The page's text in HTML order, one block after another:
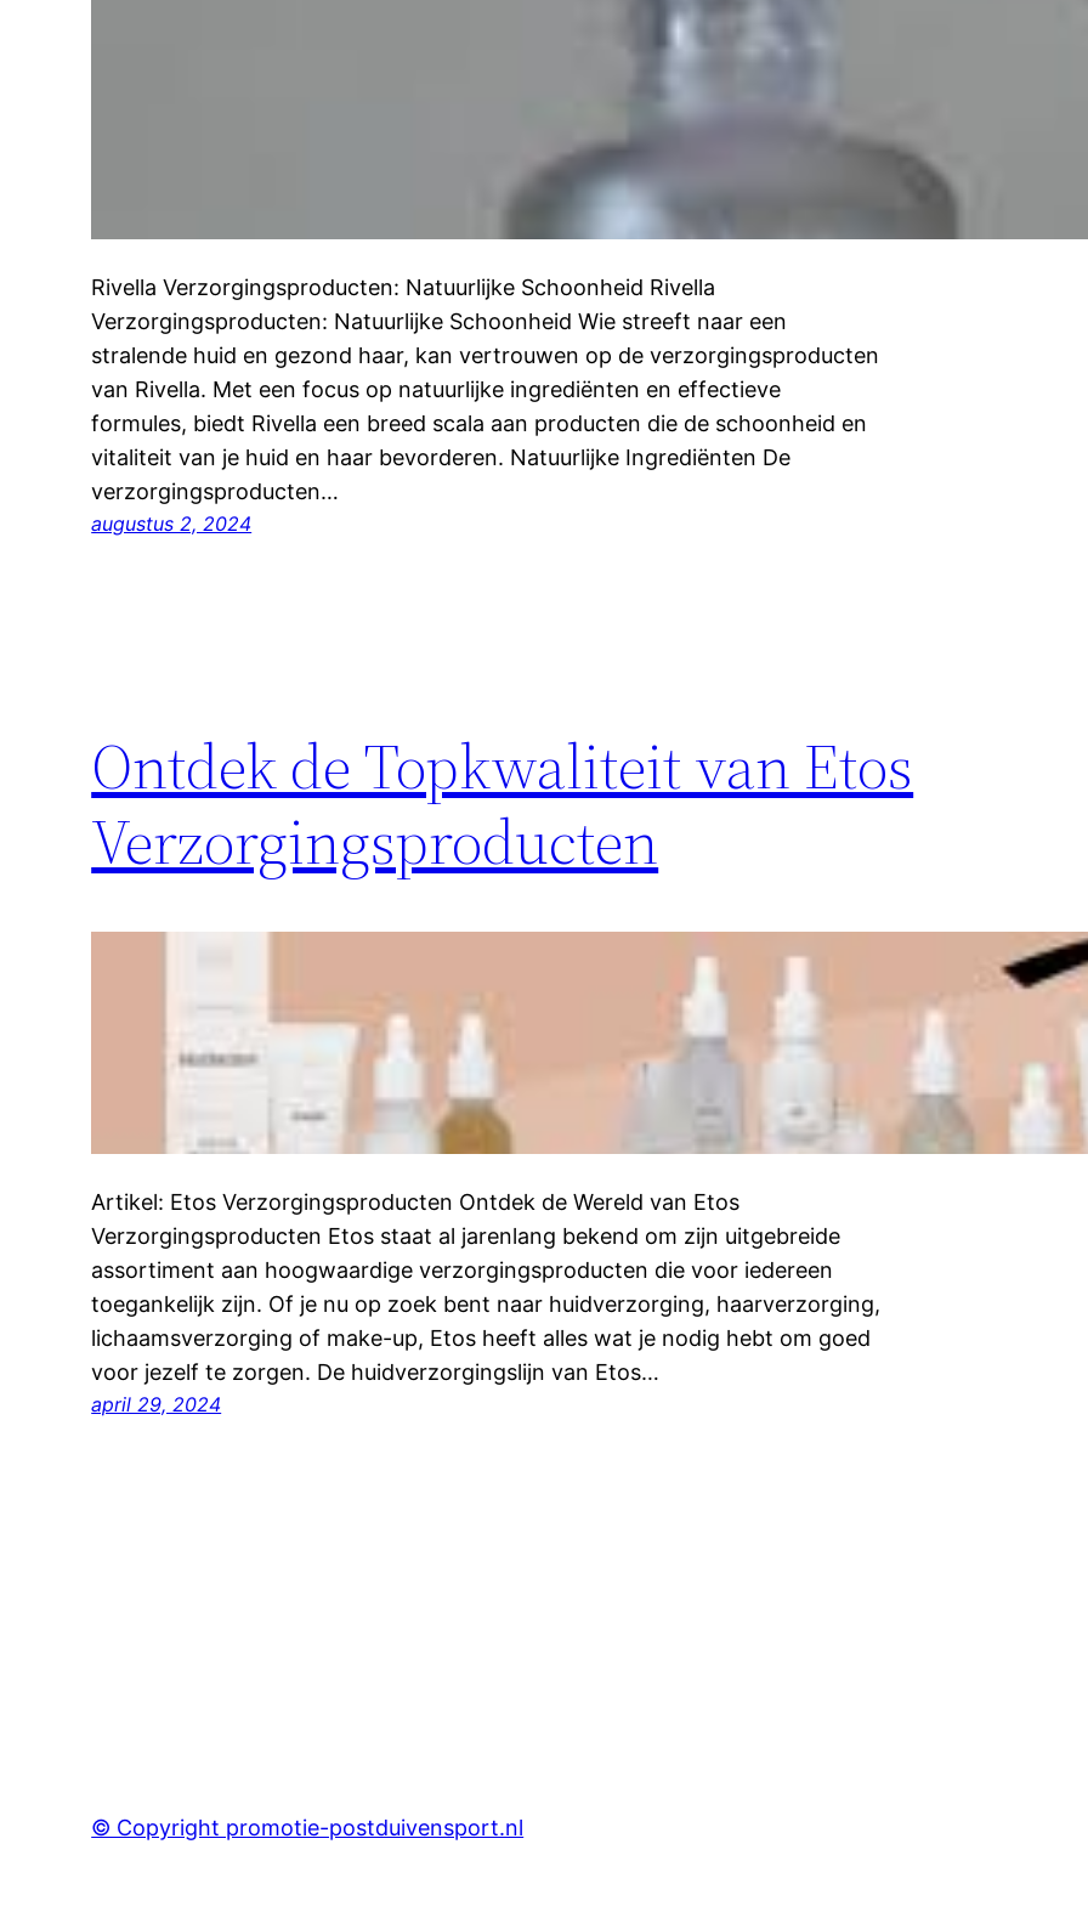
Rivella Verzorgingsproducten: Natuurlijke Schoonheid Rivella
Verzorgingsproducten: Natuurlijke Schoonheid Wie streeft naar een
stralende huid en gezond haar, kan vertrouwen op de verzorgingsproducten
van Rivella. Met een focus op natuurlijke ingrediënten en effectieve
formules, biedt Rivella een breed scala aan producten die de schoonheid en
vitaliteit van je huid en haar bevorderen. Natuurlijke Ingrediënten De
verzorgingsproducten…
augustus 2, 2024
Ontdek de Topkwaliteit van Etos
Verzorgingsproducten
Artikel: Etos Verzorgingsproducten Ontdek de Wereld van Etos
Verzorgingsproducten Etos staat al jarenlang bekend om zijn uitgebreide
assortiment aan hoogwaardige verzorgingsproducten die voor iedereen
toegankelijk zijn. Of je nu op zoek bent naar huidverzorging, haarverzorging,
lichaamsverzorging of make-up, Etos heeft alles wat je nodig hebt om goed
voor jezelf te zorgen. De huidverzorgingslijn van Etos…
april 29, 2024
© Copyright promotie-postduivensport.nl